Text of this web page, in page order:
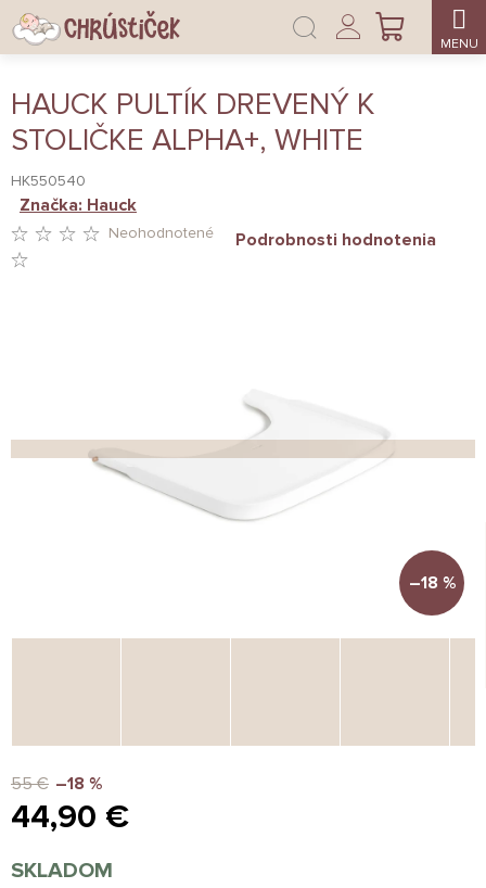
Prejsť
na
obsah
NÁKUPNÝ
Prihlásenie
HAUCK PULTÍK DREVENÝ K
STOLIČKE ALPHA+, WHITE
HK550540
HVIEZDIČIEK.
Neohodnotené Podrobnosti hodnotenia
Značka: Hauck
–18 %
55 € –18 %
44,90 €
cena:
SKLADOM